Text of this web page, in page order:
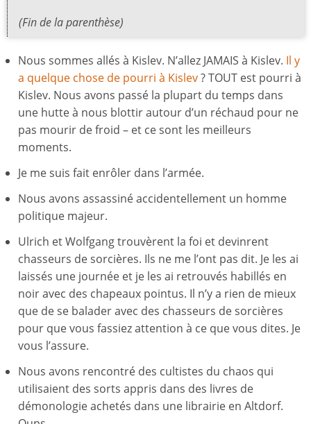
(Fin de la parenthèse)
Nous sommes allés à Kislev. N’allez JAMAIS à Kislev. Il y
a quelque chose de pourri à Kislev? TOUT est pourri à
Kislev. Nous avons passé la plupart du temps dans
une hutte à nous blottir autour d’un réchaud pour ne
pas mourir de froid – et ce sont les meilleurs
moments.
Je me suis fait enrôler dans l’armée.
Nous avons assassiné accidentellement un homme
politique majeur.
Ulrich et Wolfgang trouvèrent la foi et devinrent
chasseurs de sorcières. Ils ne me l’ont pas dit. Je les ai
laissés une journée et je les ai retrouvés habillés en
noir avec des chapeaux pointus. Il n’y a rien de mieux
que de se balader avec des chasseurs de sorcières
pour que vous fassiez attention à ce que vous dites. Je
vous l’assure.
Nous avons rencontré des cultistes du chaos qui
utilisaient des sorts appris dans des livres de
démonologie achetés dans une librairie en Altdorf.